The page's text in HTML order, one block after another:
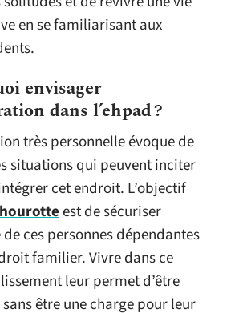
en se familiarisant aux
envisager
dans l’ehpad ?
très personnelle évoque de
situations qui peuvent inciter
cet endroit. L’objectif
est de sécuriser
de ces personnes dépendantes
familier. Vivre dans ce
leur permet d’être
être une charge pour leur